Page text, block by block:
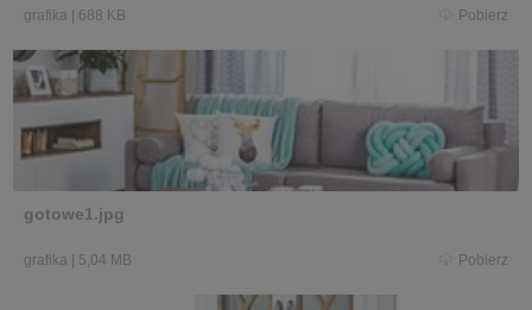
grafika | 688 KB Pobierz
gotowe1.jpg
grafika | 5,04 MB Pobierz